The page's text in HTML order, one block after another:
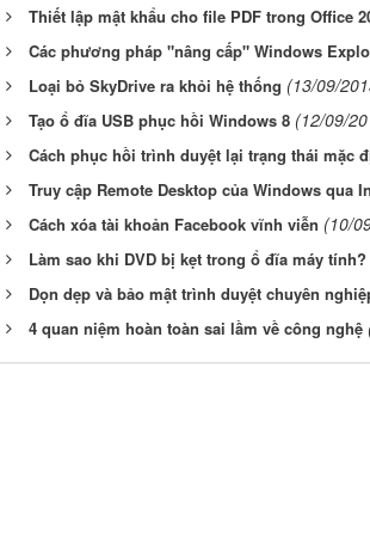
Thiết lập mật khẩu cho file PDF trong Office
Các phương pháp "nâng cấp" Windows
Loại bỏ SkyDrive ra khỏi hệ thống (13/09/
Tạo ổ đĩa USB phục hồi Windows 8 (12/09/
Cách phục hồi trình duyệt lại trạng thái mặc
Truy cập Remote Desktop của Windows qua
Cách xóa tài khoản Facebook vĩnh viễn (10/
Làm sao khi DVD bị kẹt trong ổ đĩa máy tính?
Dọn dẹp và bảo mật trình duyệt chuyên
4 quan niệm hoàn toàn sai lầm về công nghệ